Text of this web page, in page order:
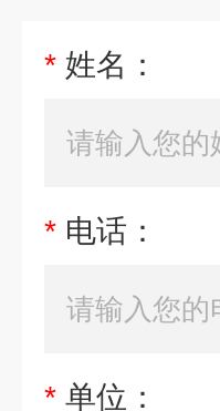
* 姓名：
* 电话：
* 单位：